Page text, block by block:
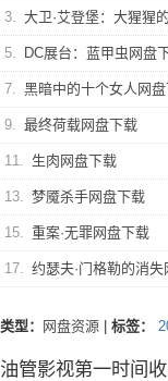
3. 大卫·艾登堡：大猩猩
5. DC展台：蓝甲虫网盘
7. 黑暗中的十个女人网
9. 最终荷载网盘下载
11. 生肉网盘下载
13. 梦魇杀手网盘下载
15. 重案·无罪网盘下载
17. 约瑟夫·门格勒的消
类型： 网盘资源 标签：
油管影视第一时间